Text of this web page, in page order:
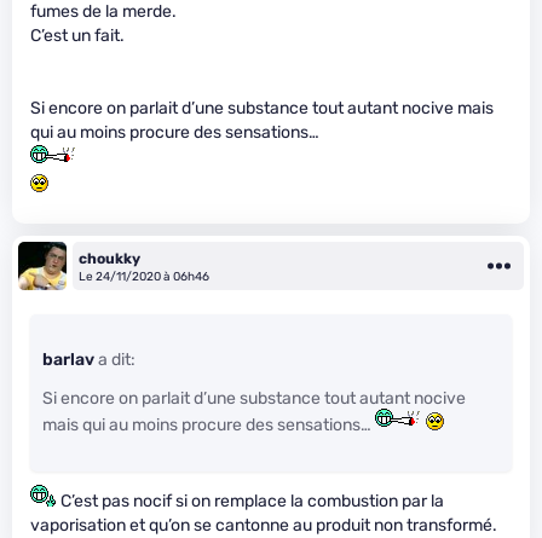
fumes de la merde.
C’est un fait.
Si encore on parlait d’une substance tout autant nocive mais
qui au moins procure des sensations…
choukky
Le 24/11/2020 à 06h46
barlava dit:
Si encore on parlait d’une substance tout autant nocive
mais qui au moins procure des sensations…
C’est pas nocif si on remplace la combustion par la
vaporisation et qu’on se cantonne au produit non transformé.